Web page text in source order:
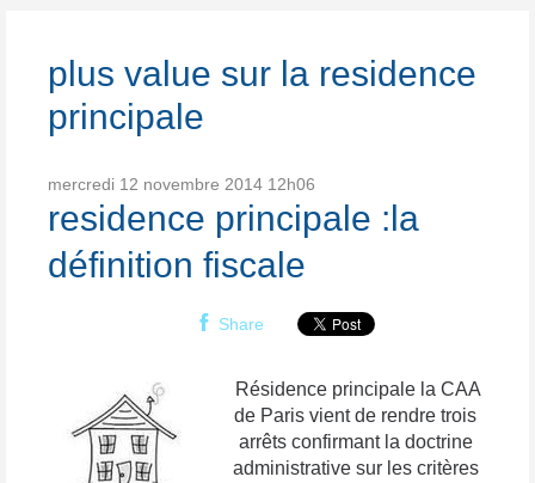
plus value sur la residence
principale
mercredi 12 novembre 2014 12h06
residence principale :la
définition fiscale
Share
Résidence principale la CAA
de Paris vient de rendre trois
arrêts confirmant la doctrine
administrative sur les critères